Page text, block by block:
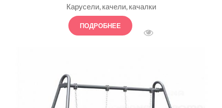
Карусели, качели, качалки
ПОДРОБНЕЕ